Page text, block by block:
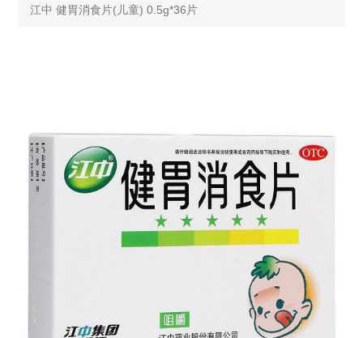
江中 健胃消食片(儿童) 0.5g*36片